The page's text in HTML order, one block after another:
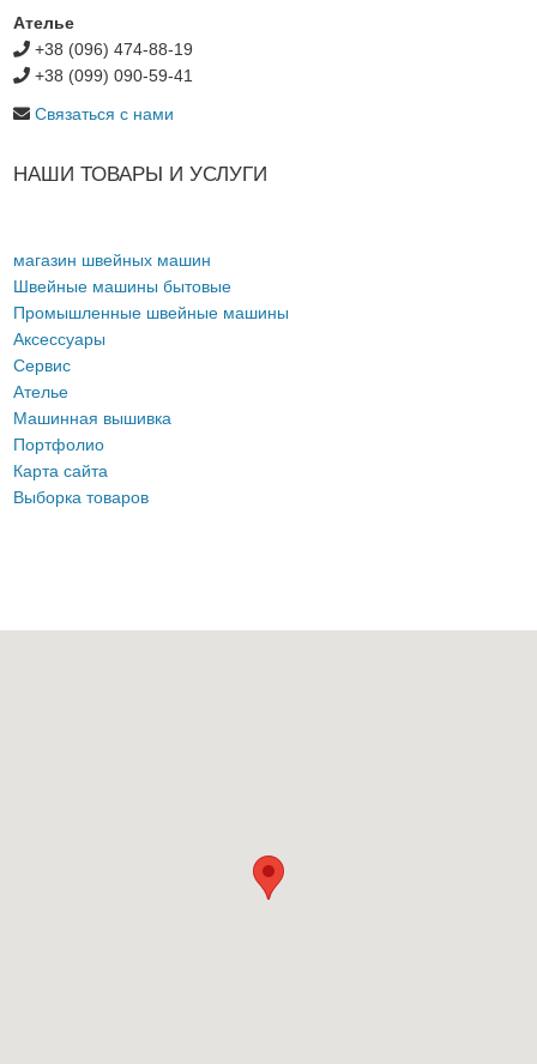
Ателье
+38 (096) 474-88-19
+38 (099) 090-59-41
Связаться с нами
НАШИ ТОВАРЫ И УСЛУГИ
магазин швейных машин
Швейные машины бытовые
Промышленные швейные машины
Аксессуары
Сервис
Ателье
Машинная вышивка
Портфолио
Карта сайта
Выборка товаров